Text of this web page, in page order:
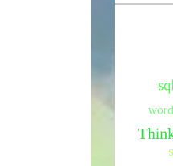
Widget